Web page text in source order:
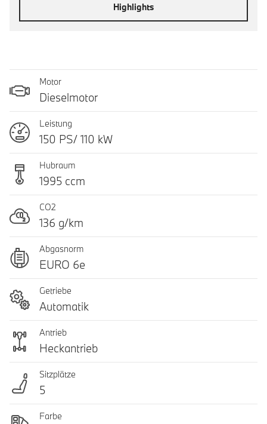
Highlights
Motor
Dieselmotor
Leistung
150 PS/ 110 kW
Hubraum
1995 ccm
CO2
136 g/km
Abgasnorm
EURO 6e
Getriebe
Automatik
Antrieb
Heckantrieb
Sitzplätze
5
Farbe